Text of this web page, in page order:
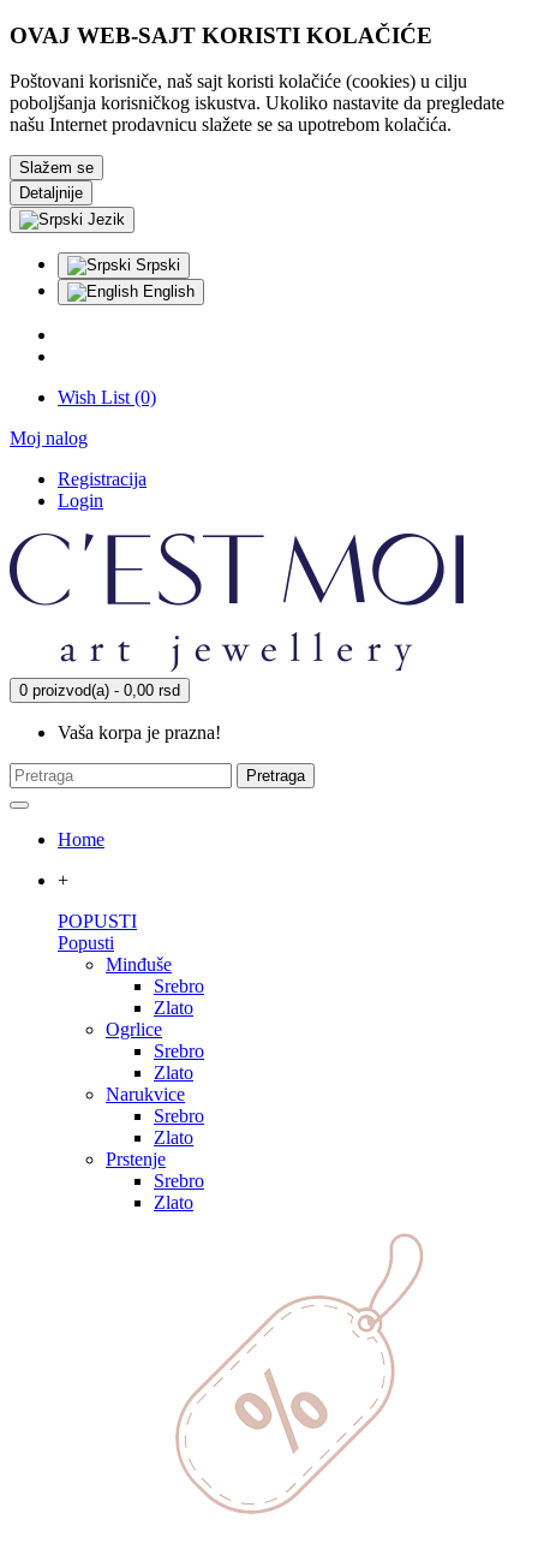
OVAJ WEB-SAJT KORISTI KOLAČIĆE
Poštovani korisniče, naš sajt koristi kolačiće (cookies) u cilju
poboljšanja korisničkog iskustva. Ukoliko nastavite da pregledate
našu Internet prodavnicu slažete se sa upotrebom kolačića.
Slažem se
Detaljnije
Jezik
Srpski
English
Wish List (0)
Moj nalog
Registracija
Login
0 proizvod(a) - 0,00 rsd
Vaša korpa je prazna!
Pretraga
Home
+
POPUSTI
Popusti
Minđuše
Srebro
Zlato
Ogrlice
Srebro
Zlato
Narukvice
Srebro
Zlato
Prstenje
Srebro
Zlato